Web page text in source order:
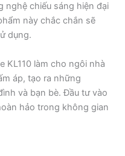
nghệ chiếu sáng hiện đại
này chắc chắn sẽ
dụng.
KL110 làm cho ngôi nhà
áp, tạo ra những
và bạn bè. Đầu tư vào
hảo trong không gian